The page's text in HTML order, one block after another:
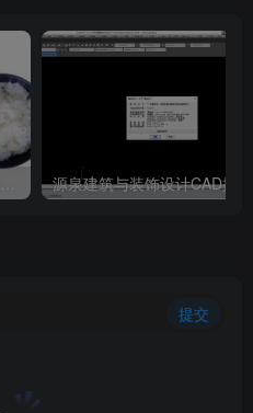
水洗石、洗米石、水刷石、水磨石、胶粘石傻傻分不清楚
提交